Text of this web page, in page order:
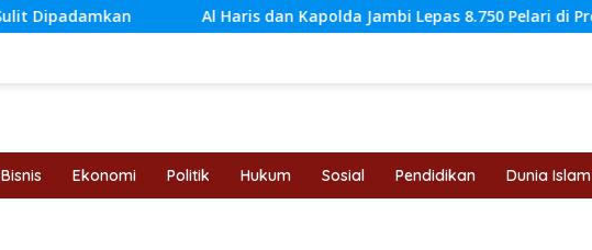
Al Haris dan Kapolda Jambi Lepas 8.750 Pelari di Presisi Merdeka Run 2026
Bisnis Ekonomi Politik Hukum Sosial Pendidikan Dunia Islam